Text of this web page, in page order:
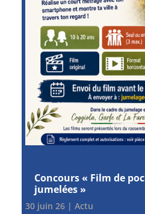
Concours « Film de
jumelées »
30 juin 26| Actu